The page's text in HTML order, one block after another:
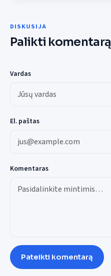
DISKUSIJA
Palikti komentarą
Vardas
El. paštas
Komentaras
Pateikti komentarą